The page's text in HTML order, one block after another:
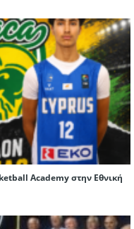
Academy στην Εθνική